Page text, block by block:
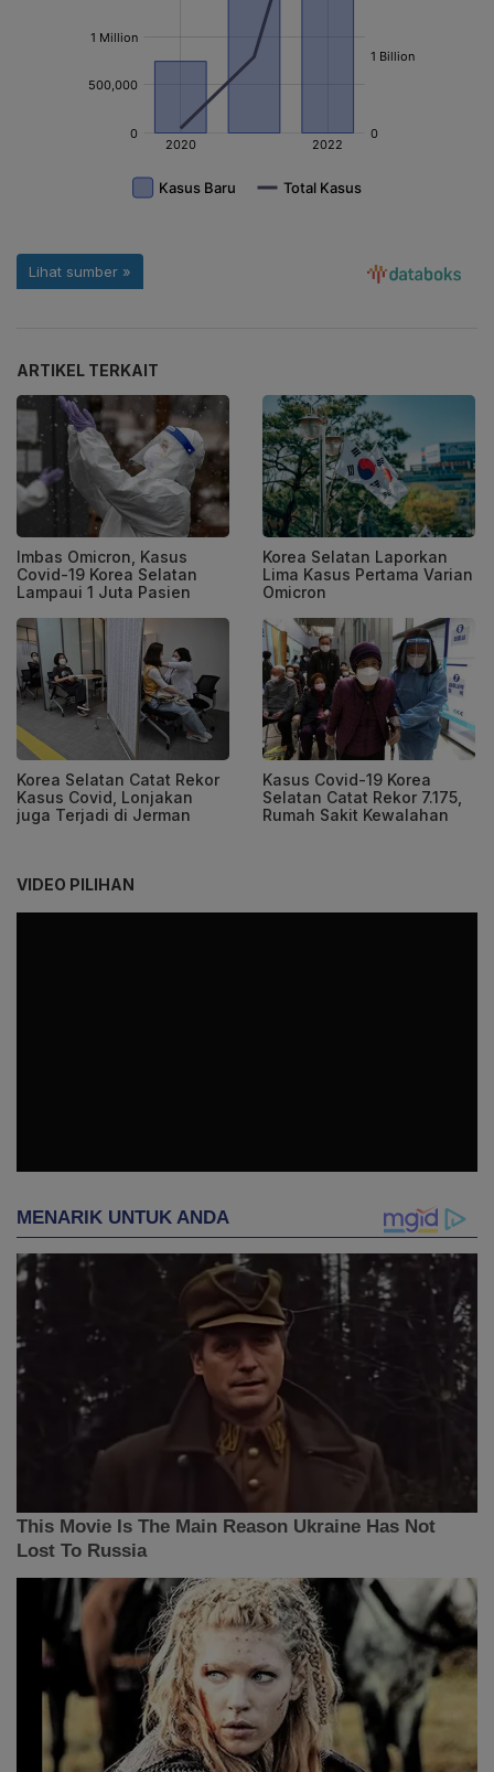
ARTIKEL TERKAIT
Imbas Omicron, Kasus
Covid-19 Korea Selatan
Lampaui 1 Juta Pasien
Korea Selatan Laporkan
Lima Kasus Pertama Varian
Omicron
Korea Selatan Catat Rekor
Kasus Covid, Lonjakan
juga Terjadi di Jerman
Kasus Covid-19 Korea
Selatan Catat Rekor 7.175,
Rumah Sakit Kewalahan
VIDEO PILIHAN